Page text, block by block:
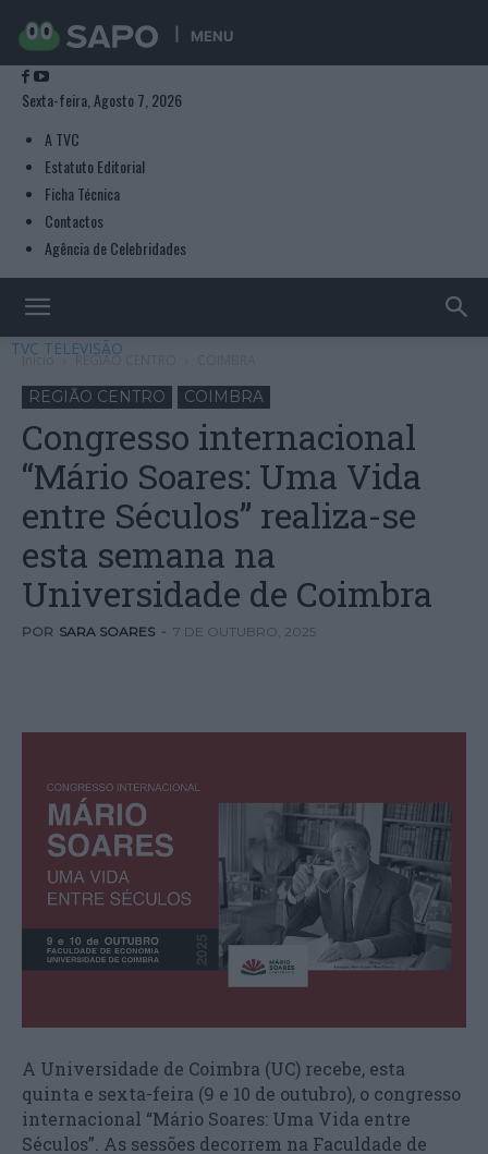
MENU
Sexta-feira, Agosto 7, 2026
A TVC
Estatuto Editorial
Ficha Técnica
Contactos
Agência de Celebridades
TVC TELEVISÃO
Início REGIÃO CENTRO
REGIÃO CENTRO COIMBRA
Congresso internacional
“Mário Soares: Uma Vida
entre Séculos” realiza-se
esta semana na
Universidade de Coimbra
POR SARA SOARES - 7 DE OUTUBRO, 2025
A Universidade de Coimbra (UC) recebe, esta
quinta e sexta-feira (9 e 10 de outubro), o congresso
internacional “Mário Soares: Uma Vida entre
Séculos”. As sessões decorrem na Faculdade de